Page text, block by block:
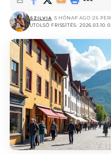
UTOLSÓ FRISSÍTÉS: 2026.03.10.
SZILVIA 5 HÓNAP AGO 26